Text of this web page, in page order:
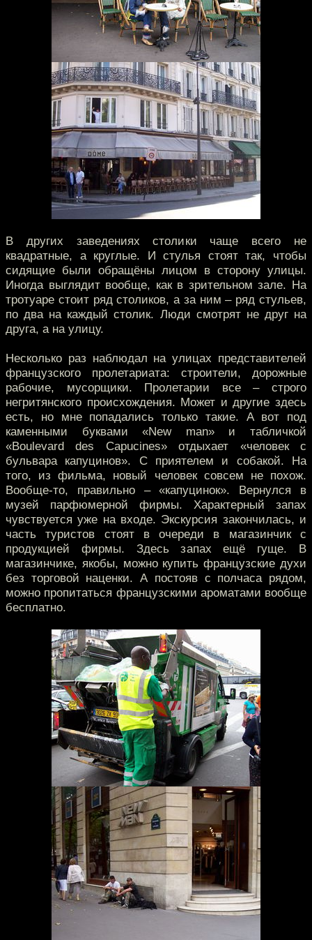
В других заведениях столики чаще всего не
квадратные, а круглые. И стулья стоят так, чтобы
сидящие были обращёны лицом в сторону улицы.
Иногда выглядит вообще, как в зрительном зале. На
тротуаре стоит ряд столиков, а за ним – ряд стульев,
по два на каждый столик. Люди смотрят не друг на
друга, а на улицу.
Несколько раз наблюдал на улицах представителей
французского пролетариата: строители, дорожные
рабочие, мусорщики. Пролетарии все – строго
негритянского происхождения. Может и другие здесь
есть, но мне попадались только такие. А вот под
каменными буквами «New man» и табличкой
«Boulevard des Capucines» отдыхает «человек с
бульвара капуцинов». С приятелем и собакой. На
того, из фильма, новый человек совсем не похож.
Вообще-то, правильно – «капуцинок». Вернулся в
музей парфюмерной фирмы. Характерный запах
чувствуется уже на входе. Экскурсия закончилась, и
часть туристов стоят в очереди в магазинчик с
продукцией фирмы. Здесь запах ещё гуще. В
магазинчике, якобы, можно купить французские духи
без торговой наценки. А постояв с полчаса рядом,
можно пропитаться французскими ароматами вообще
бесплатно.